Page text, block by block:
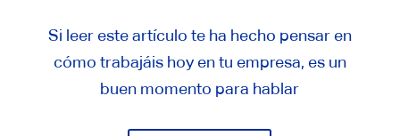
Si leer este artículo te ha hecho pensar en
cómo trabajáis hoy en tu empresa, es un
buen momento para hablar